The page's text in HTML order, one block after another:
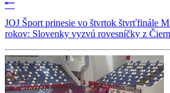
JOJ Šport prinesie vo štvrtok štvrťfinále
rokov: Slovenky vyzvú rovesníčky z